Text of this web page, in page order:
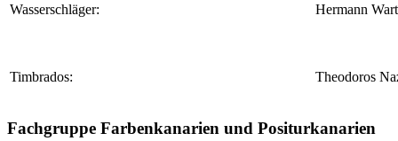
Wasserschläger: Hermann
Timbrados: Theodoros
Fachgruppe Farbenkanarien und Positurkanarien